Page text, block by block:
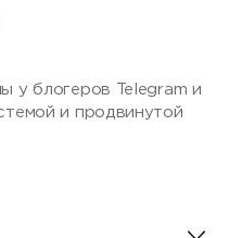
у блогеров Telegram и
и продвинутой